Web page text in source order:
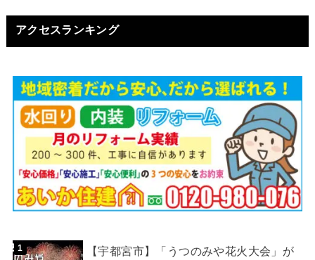
アクセスランキング
【宇都宮市】「うつのみや花火大会」が